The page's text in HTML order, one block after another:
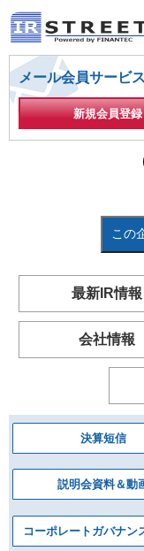
メール会員サービス
新規会員登録
この
最新IR情報
会社情報
決算短信
説明会資料＆動
コーポレートガバナン